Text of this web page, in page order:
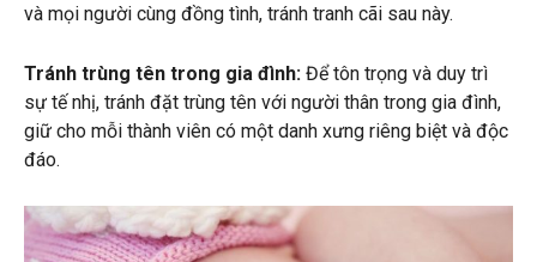
và mọi người cùng đồng tình, tránh tranh cãi sau này.
Tránh trùng tên trong gia đình: Để tôn trọng và duy trì
sự tế nhị, tránh đặt trùng tên với người thân trong gia đình,
giữ cho mỗi thành viên có một danh xưng riêng biệt và độc
đáo.